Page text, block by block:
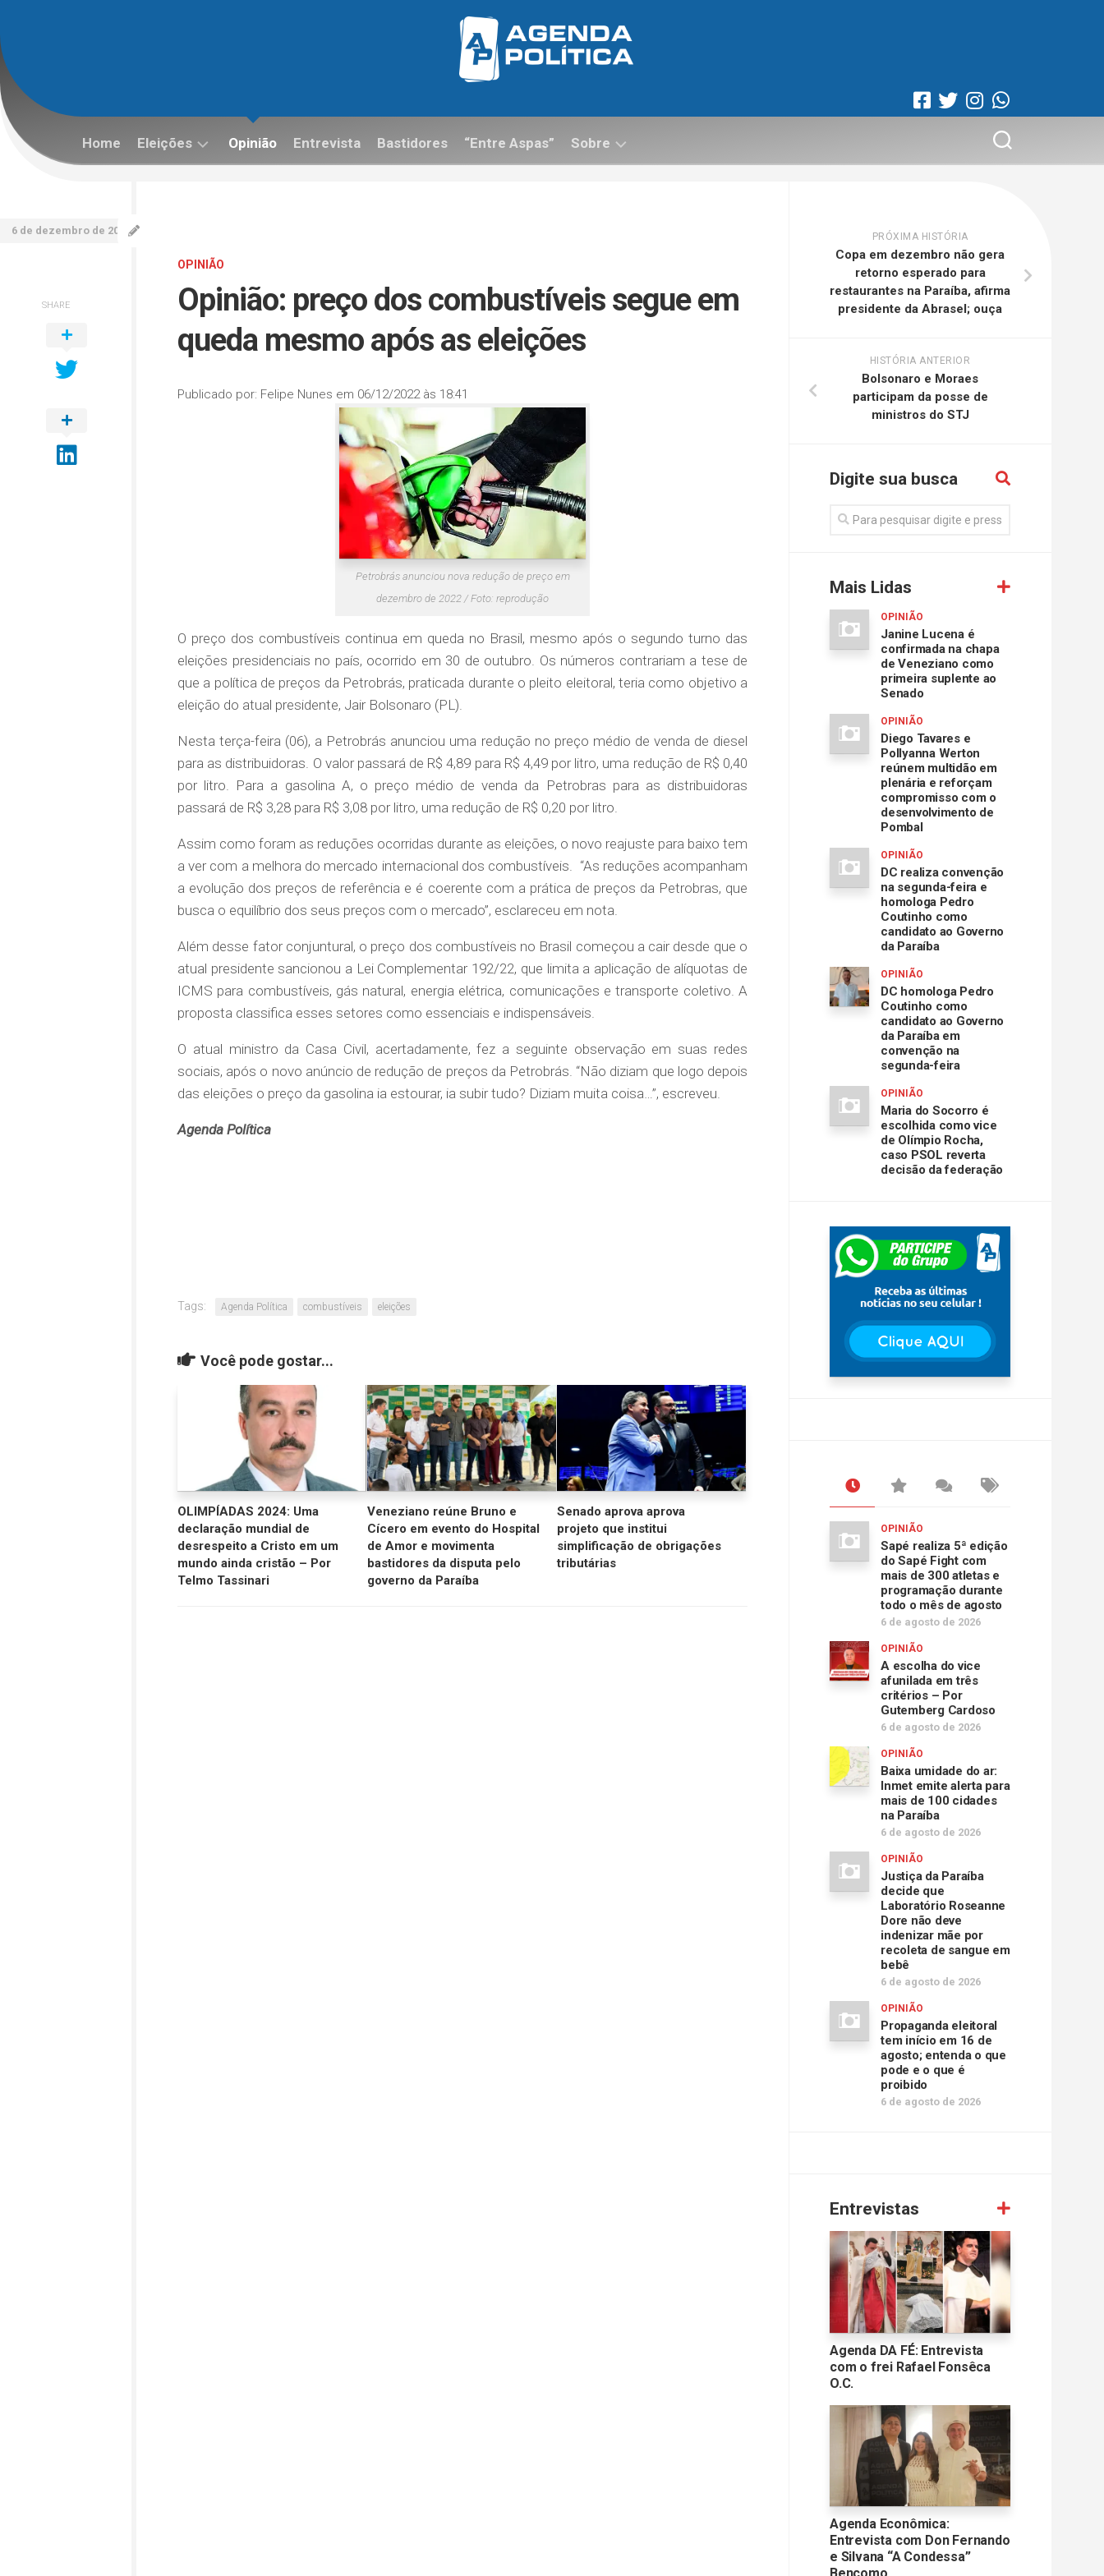
content
Home Eleições Opinião Entrevista Bastidores “Entre Aspas” Sobre
OPINIÃO
Opinião: preço dos combustíveis segue em
queda mesmo após as eleições
Publicado por: Felipe Nunes em 06/12/2022 às 18:41
6 de dezembro de 2022
Petrobrás anunciou nova redução de preço em
dezembro de 2022 / Foto: reprodução
O preço dos combustíveis continua em queda no Brasil, mesmo após o segundo turno das
eleições presidenciais no país, ocorrido em 30 de outubro. Os números contrariam a tese de
que a política de preços da Petrobrás, praticada durante o pleito eleitoral, teria como objetivo a
eleição do atual presidente, Jair Bolsonaro (PL).
Nesta terça-feira (06), a Petrobrás anunciou uma redução no preço médio de venda de diesel
para as distribuidoras. O valor passará de R$ 4,89 para R$ 4,49 por litro, uma redução de R$ 0,40
por litro. Para a gasolina A, o preço médio de venda da Petrobras para as distribuidoras
passará de R$ 3,28 para R$ 3,08 por litro, uma redução de R$ 0,20 por litro.
Assim como foram as reduções ocorridas durante as eleições, o novo reajuste para baixo tem
a ver com a melhora do mercado internacional dos combustíveis. “As reduções acompanham
a evolução dos preços de referência e é coerente com a prática de preços da Petrobras, que
busca o equilíbrio dos seus preços com o mercado”, esclareceu em nota.
Além desse fator conjuntural, o preço dos combustíveis no Brasil começou a cair desde que o
atual presidente sancionou a Lei Complementar 192/22, que limita a aplicação de alíquotas de
ICMS para combustíveis, gás natural, energia elétrica, comunicações e transporte coletivo. A
proposta classifica esses setores como essenciais e indispensáveis.
O atual ministro da Casa Civil, acertadamente, fez a seguinte observação em suas redes
sociais, após o novo anúncio de redução de preços da Petrobrás. “Não diziam que logo depois
das eleições o preço da gasolina ia estourar, ia subir tudo? Diziam muita coisa…”, escreveu.
Agenda Política
Tags: Agenda Política combustíveis eleições
SHARE
Você pode gostar...
OLIMPÍADAS 2024: Uma
declaração mundial de
desrespeito a Cristo em um
mundo ainda cristão – Por
Telmo Tassinari
Veneziano reúne Bruno e
Cícero em evento do Hospital
de Amor e movimenta
bastidores da disputa pelo
governo da Paraíba
Senado aprova aprova
projeto que institui
simplificação de obrigações
tributárias
PRÓXIMA HISTÓRIA
Copa em dezembro não gera
retorno esperado para
restaurantes na Paraíba, afirma
presidente da Abrasel; ouça
HISTÓRIA ANTERIOR
Bolsonaro e Moraes
participam da posse de
ministros do STJ
Digite sua busca
Mais Lidas
OPINIÃO
Janine Lucena é
confirmada na chapa
de Veneziano como
primeira suplente ao
Senado
OPINIÃO
Diego Tavares e
Pollyanna Werton
reúnem multidão em
plenária e reforçam
compromisso com o
desenvolvimento de
Pombal
OPINIÃO
DC realiza convenção
na segunda-feira e
homologa Pedro
Coutinho como
candidato ao Governo
da Paraíba
OPINIÃO
DC homologa Pedro
Coutinho como
candidato ao Governo
da Paraíba em
convenção na
segunda-feira
OPINIÃO
Maria do Socorro é
escolhida como vice
de Olímpio Rocha,
caso PSOL reverta
decisão da federação
OPINIÃO
Sapé realiza 5ª edição
do Sapé Fight com
mais de 300 atletas e
programação durante
todo o mês de agosto
6 de agosto de 2026
OPINIÃO
A escolha do vice
afunilada em três
critérios – Por
Gutemberg Cardoso
6 de agosto de 2026
OPINIÃO
Baixa umidade do ar:
Inmet emite alerta para
mais de 100 cidades
na Paraíba
6 de agosto de 2026
OPINIÃO
Justiça da Paraíba
decide que
Laboratório Roseanne
Dore não deve
indenizar mãe por
recoleta de sangue em
bebê
6 de agosto de 2026
OPINIÃO
Propaganda eleitoral
tem início em 16 de
agosto; entenda o que
pode e o que é
proibido
6 de agosto de 2026
Entrevistas
Agenda DA FÉ: Entrevista
com o frei Rafael Fonsêca
O.C.
Agenda Econômica:
Entrevista com Don Fernando
e Silvana “A Condessa”